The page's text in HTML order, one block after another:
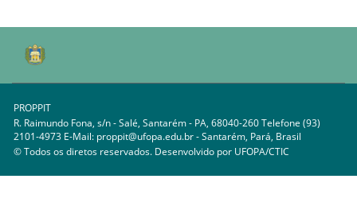
PROPPIT
R. Raimundo Fona, s/n - Salé, Santarém - PA, 68040-260 Telefone (93)
2101-4973 E-Mail: proppit@ufopa.edu.br - Santarém, Pará, Brasil
© Todos os diretos reservados. Desenvolvido por UFOPA/CTIC